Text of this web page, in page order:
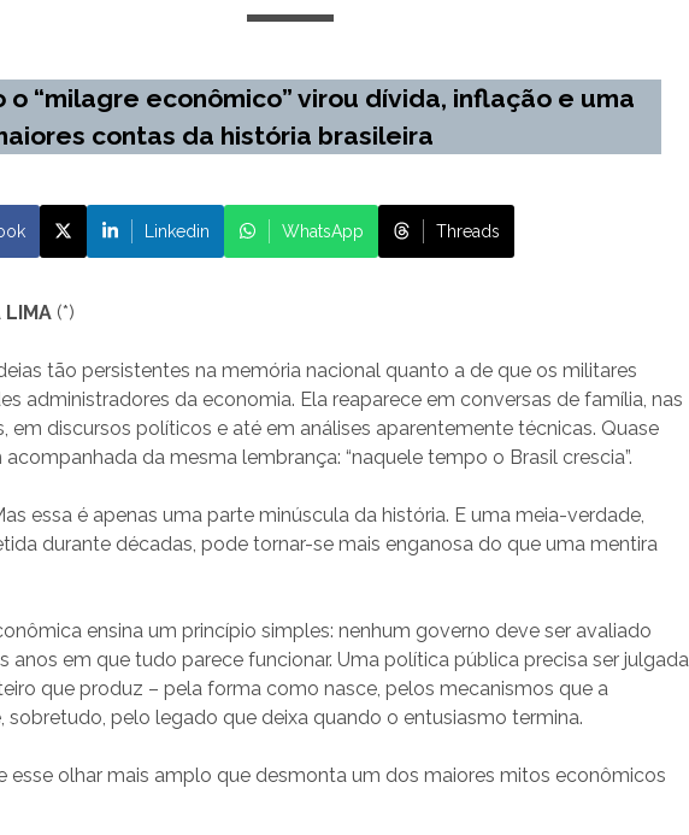
o “milagre econômico” virou dívida, inflação e uma
contas da história brasileira
Linkedin WhatsApp Threads
LIMA (*)
tão persistentes na memória nacional quanto a de que os militares
administradores da economia. Ela reaparece em conversas de família, nas
em discursos políticos e até em análises aparentemente técnicas. Quase
da mesma lembrança: “naquele tempo o Brasil crescia”.
essa é apenas uma parte minúscula da história. E uma meia-verdade,
durante décadas, pode tornar-se mais enganosa do que uma mentira
ensina um princípio simples: nenhum governo deve ser avaliado
anos em que tudo parece funcionar. Uma política pública precisa ser julgada
que produz – pela forma como nasce, pelos mecanismos que a
sobretudo, pelo legado que deixa quando o entusiasmo termina.
esse olhar mais amplo que desmonta um dos maiores mitos econômicos